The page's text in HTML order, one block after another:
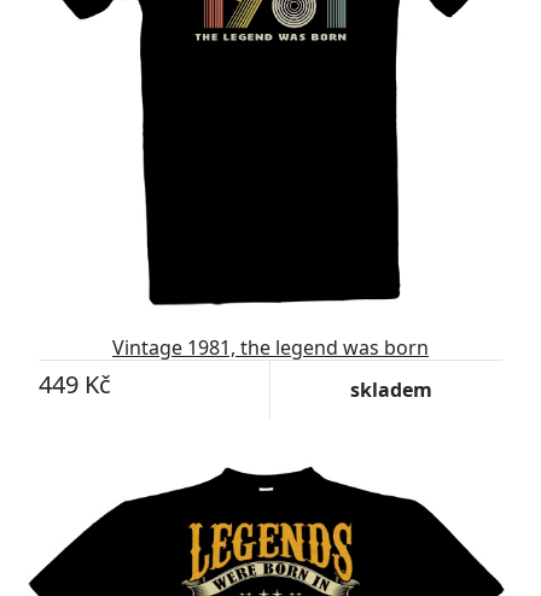
Vintage 1981, the legend was born
449 Kč skladem